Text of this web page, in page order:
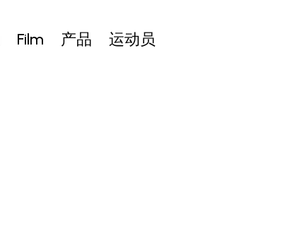
Film 产品 运动员